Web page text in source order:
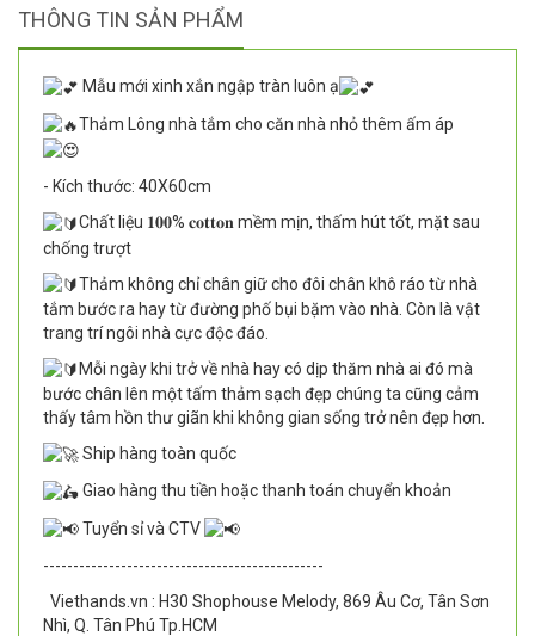
THÔNG TIN SẢN PHẨM
Mẫu mới xinh xắn ngập tràn luôn ạ
Thảm Lông nhà tắm cho căn nhà nhỏ thêm ấm áp
- Kích thước: 40X60cm
Chất liệu 𝟏𝟎𝟎% 𝐜𝐨𝐭𝐭𝐨𝐧 mềm mịn, thấm hút tốt, mặt sau
chống trượt
Thảm không chỉ chân giữ cho đôi chân khô ráo từ nhà
tắm bước ra hay từ đường phố bụi bặm vào nhà. Còn là vật
trang trí ngôi nhà cực độc đáo.
Mỗi ngày khi trở về nhà hay có dịp thăm nhà ai đó mà
bước chân lên một tấm thảm sạch đẹp chúng ta cũng cảm
thấy tâm hồn thư giãn khi không gian sống trở nên đẹp hơn.
Ship hàng toàn quốc
Giao hàng thu tiền hoặc thanh toán chuyển khoản
Tuyển sỉ và CTV
-----------------------------------------------
Viethands.vn : H30 Shophouse Melody, 869 Âu Cơ, Tân Sơn
Nhì, Q. Tân Phú Tp.HCM